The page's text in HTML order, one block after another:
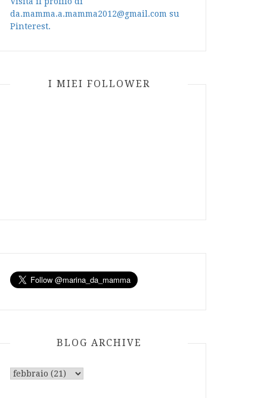
da.mamma.a.mamma2012@gmail.com su
Pinterest.
I MIEI FOLLOWER
BLOG ARCHIVE